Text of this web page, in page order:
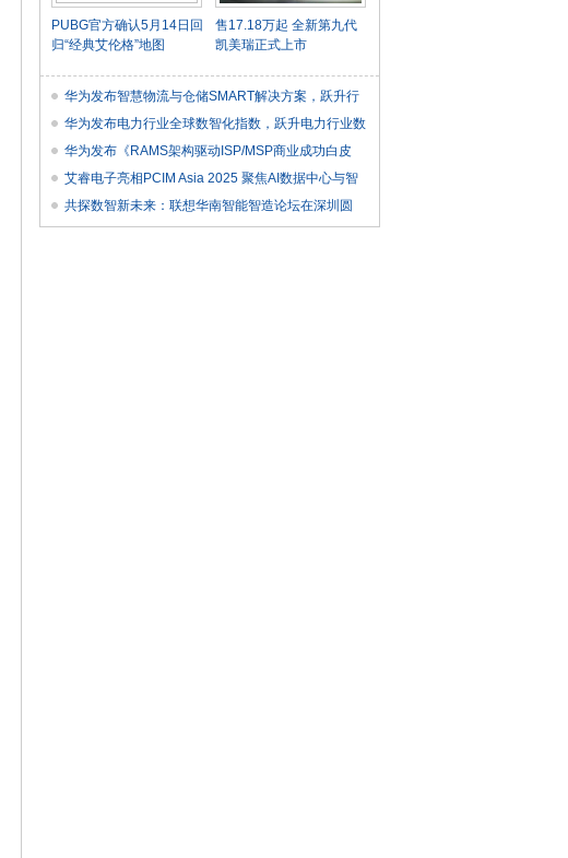
​PUBG官方确认5月14日回
归“经典艾伦格”地图
售17.18万起 全新第九代
凯美瑞正式上市
华为发布智慧物流与仓储SMART解决方案，跃升行
业 华为发布电力行业全球数智化指数，跃升电力行业数
华为发布《RAMS架构驱动ISP/MSP商业成功白皮
书》艾睿电子亮相PCIM Asia 2025 聚焦AI数据中心与智
​共探数智新未来：联想华南智能智造论坛在深圳圆